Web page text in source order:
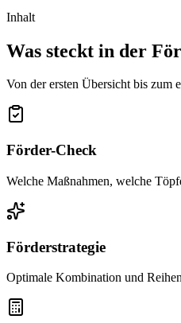
Inhalt
Was steckt in der
Von der ersten Übersicht bis zum
Förder-Check
Welche Maßnahmen, welche
Förderstrategie
Optimale Kombination und